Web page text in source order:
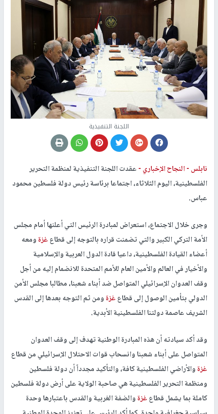
اللجنة التنفيذية
نابلس -النجاح الإخباري -عقدت اللجنة التنفيذية لمنظمة التحرير
الفلسطينية، اليوم الثلاثاء، اجتماعا برئاسة رئيس دولة فلسطين محمود
عباس.
وجرى خلال الاجتماع، استعراض لمبادرة الرئيس التي أعلنها أمام مجلس
الأمة التركي الكبير والتي تضمنت قراره بالتوجه إلى قطاعغزةومعه
أعضاء القيادة الفلسطينية، داعيا قادة الدول العربية والإسلامية
والأخيار في العالم والأمين العام للأمم المتحدة للانضمام إليه من أجل
وقف العدوان الإسرائيلي المتواصل ضد أبناء شعبنا، مطالبا مجلس الأمن
الدولي بتأمين الوصول إلى قطاعغزةومن ثم التوجه بعدها إلى القدس
الشريف عاصمة دولتنا الفلسطينية الأبدية.
وقد أكد سيادته أن هذه المبادرة الوطنية تهدف إلى وقف العدوان
المتواصل على أبناء شعبنا وانسحاب قوات الاحتلال الإسرائيلي من قطاع
غزةوالأراضي الفلسطينية كافة، والتأكيد مجدداً أن دولة فلسطين
ومنظمة التحرير الفلسطينية هي صاحبة الولاية على أرض دولة فلسطين
كاملة بما يشمل قطاعغزةوالضفة الغربية والقدس باعتبارها وحدة